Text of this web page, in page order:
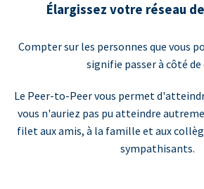
Élargissez votre réseau
Compter sur les personnes que vous
signifie passer à côté de
Le Peer-to-Peer vous permet
vous n'auriez pas pu atteindre
filet aux amis, à la famille et aux
sympathisants.